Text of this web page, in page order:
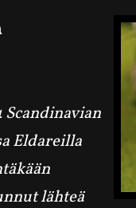
Eldareilla
lähteä